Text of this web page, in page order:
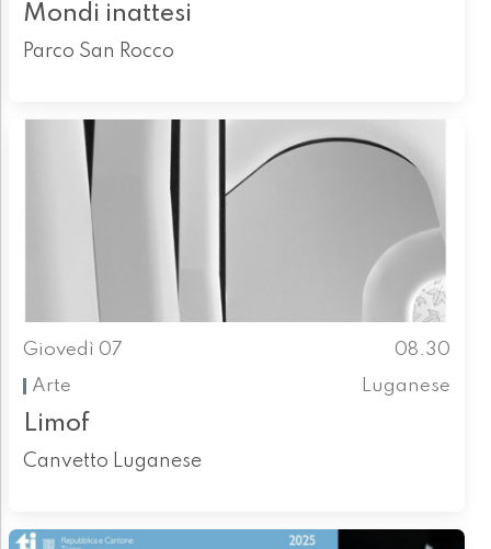
Mondi inattesi
Parco San Rocco
Giovedì 07
08.30
Arte
Luganese
Limof
Canvetto Luganese